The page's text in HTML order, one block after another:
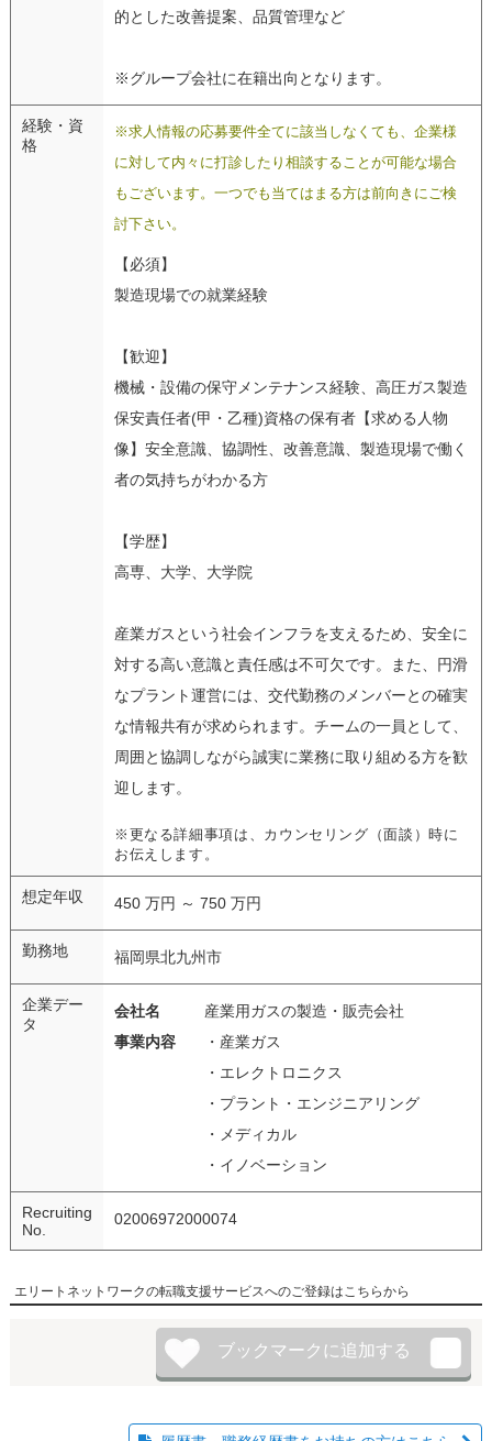
的とした改善提案、品質管理など
※グループ会社に在籍出向となります。
経験・資
格
※求人情報の応募要件全てに該当しなくても、企業様
に対して内々に打診したり相談することが可能な場合
もございます。一つでも当てはまる方は前向きにご検
討下さい。
【必須】
製造現場での就業経験
【歓迎】
機械・設備の保守メンテナンス経験、高圧ガス製造
保安責任者(甲・乙種)資格の保有者【求める人物
像】安全意識、協調性、改善意識、製造現場で働く
者の気持ちがわかる方
【学歴】
高専、大学、大学院
産業ガスという社会インフラを支えるため、安全に
対する高い意識と責任感は不可欠です。また、円滑
なプラント運営には、交代勤務のメンバーとの確実
な情報共有が求められます。チームの一員として、
周囲と協調しながら誠実に業務に取り組める方を歓
迎します。
※更なる詳細事項は、カウンセリング（面談）時に
お伝えします。
想定年収 450 万円 ～ 750 万円
勤務地 福岡県北九州市
企業デー
タ
会社名
産業用ガスの製造・販売会社
事業内容
・産業ガス
・エレクトロニクス
・プラント・エンジニアリング
・メディカル
・イノベーション
Recruiting
No.
02006972000074
エリートネットワークの転職支援サービスへのご登録はこちらから